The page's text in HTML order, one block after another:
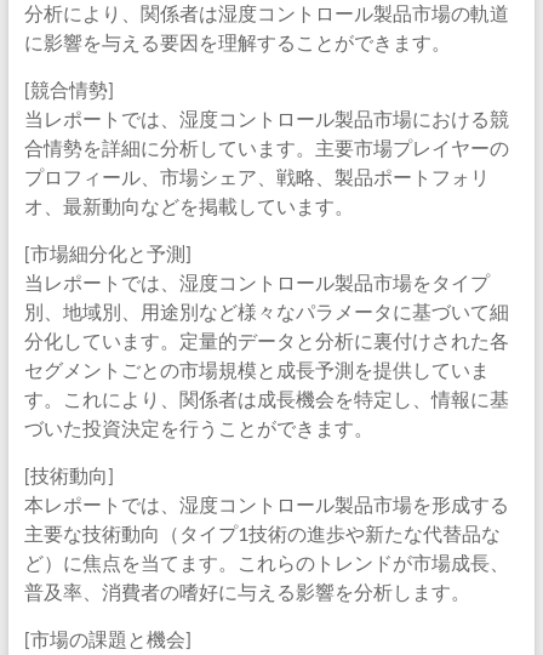
分析により、関係者は湿度コントロール製品市場の軌道
に影響を与える要因を理解することができます。
[競合情勢]
当レポートでは、湿度コントロール製品市場における競
合情勢を詳細に分析しています。主要市場プレイヤーの
プロフィール、市場シェア、戦略、製品ポートフォリ
オ、最新動向などを掲載しています。
[市場細分化と予測]
当レポートでは、湿度コントロール製品市場をタイプ
別、地域別、用途別など様々なパラメータに基づいて細
分化しています。定量的データと分析に裏付けされた各
セグメントごとの市場規模と成長予測を提供していま
す。これにより、関係者は成長機会を特定し、情報に基
づいた投資決定を行うことができます。
[技術動向]
本レポートでは、湿度コントロール製品市場を形成する
主要な技術動向（タイプ1技術の進歩や新たな代替品な
ど）に焦点を当てます。これらのトレンドが市場成長、
普及率、消費者の嗜好に与える影響を分析します。
[市場の課題と機会]